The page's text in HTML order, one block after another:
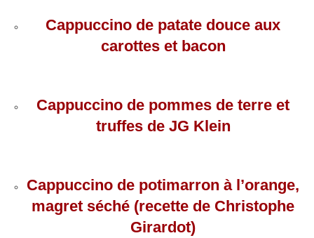
Cappuccino de patate douce aux
carottes et bacon
Cappuccino de pommes de terre et
truffes de JG Klein
Cappuccino de potimarron à l’orange,
magret séché (recette de Christophe
Girardot)